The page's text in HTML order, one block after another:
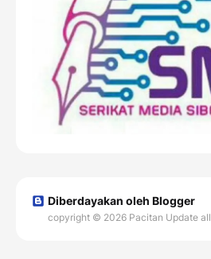
Diberdayakan oleh Blogger
copyright © 2026 Pacitan Update